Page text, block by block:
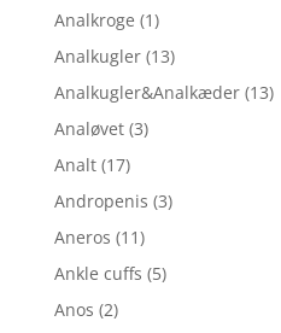
Analkroge (1)
Analkugler (13)
Analkugler&Analkæder (13)
Analøvet (3)
Analt (17)
Andropenis (3)
Aneros (11)
Ankle cuffs (5)
Anos (2)